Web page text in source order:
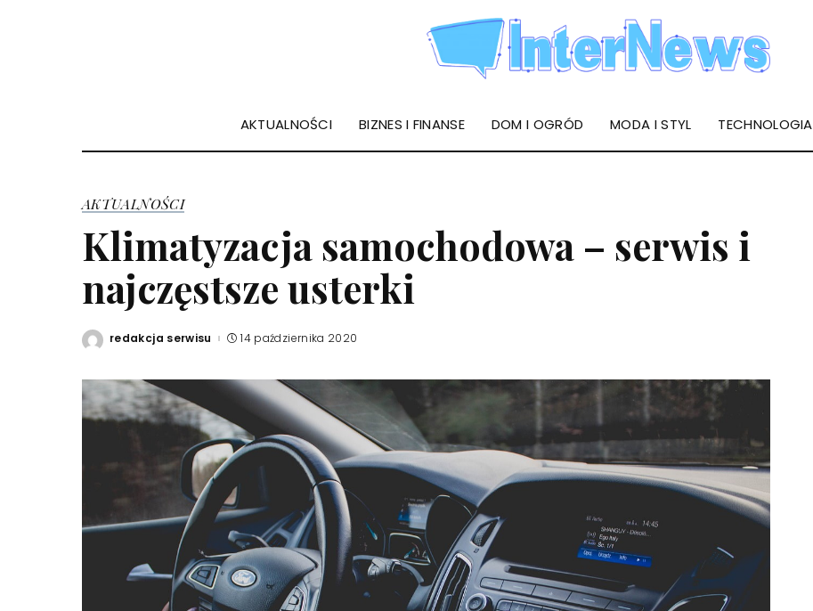
AKTUALNOŚCI BIZNES I FINANSE DOM I OGRÓD MODA I STYL TECHNOLOGIA
AKTUALNOŚCI
Klimatyzacja samochodowa – serwis i
najczęstsze usterki
Posted
redakcja serwisu 14 października 2020